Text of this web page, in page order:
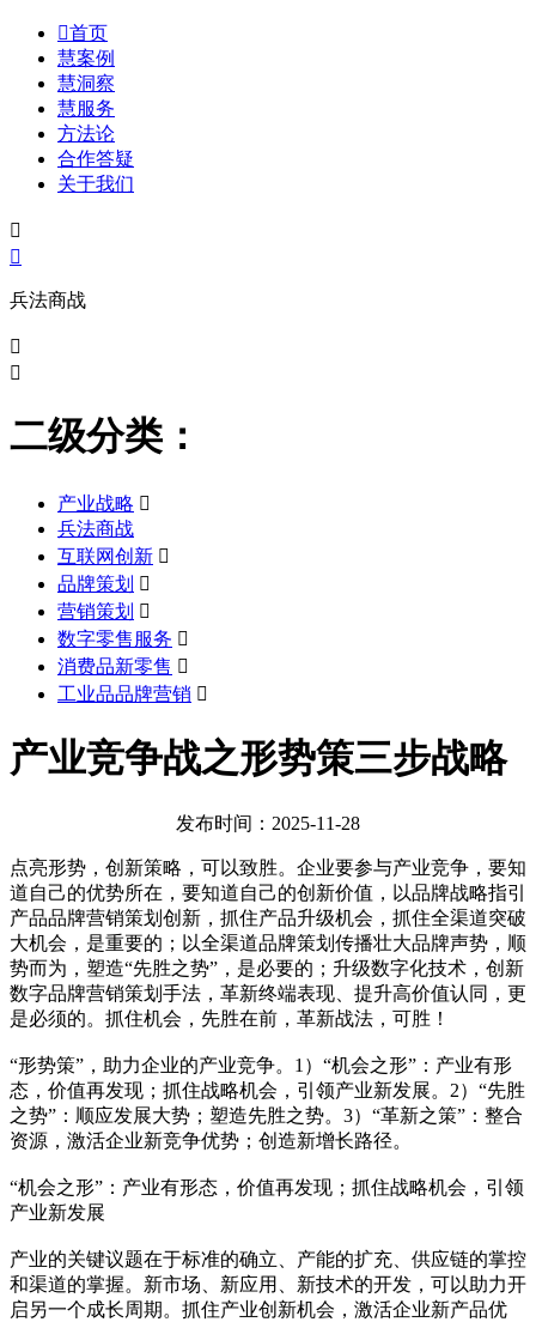
首页
慧案例
慧洞察
慧服务
方法论
合作答疑
关于我们


兵法商战


二级分类：
产业战略 
兵法商战
互联网创新 
品牌策划 
营销策划 
数字零售服务 
消费品新零售 
工业品品牌营销 
产业竞争战之形势策三步战略
发布时间：2025-11-28
点亮形势，创新策略，可以致胜。企业要参与产业竞争，要知
道自己的优势所在，要知道自己的创新价值，以品牌战略指引
产品品牌营销策划创新，抓住产品升级机会，抓住全渠道突破
大机会，是重要的；以全渠道品牌策划传播壮大品牌声势，顺
势而为，塑造“先胜之势”，是必要的；升级数字化技术，创新
数字品牌营销策划手法，革新终端表现、提升高价值认同，更
是必须的。抓住机会，先胜在前，革新战法，可胜！
“形势策”，助力企业的产业竞争。1）“机会之形”：产业有形
态，价值再发现；抓住战略机会，引领产业新发展。2）“先胜
之势”：顺应发展大势；塑造先胜之势。3）“革新之策”：整合
资源，激活企业新竞争优势；创造新增长路径。
“机会之形”：产业有形态，价值再发现；抓住战略机会，引领
产业新发展
产业的关键议题在于标准的确立、产能的扩充、供应链的掌控
和渠道的掌握。新市场、新应用、新技术的开发，可以助力开
启另一个成长周期。抓住产业创新机会，激活企业新产品优